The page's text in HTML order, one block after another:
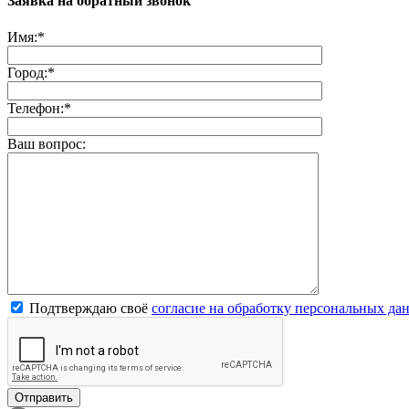
Имя:*
Город:*
Телефон:*
Ваш вопрос:
Подтверждаю своё согласие на обработку персональных